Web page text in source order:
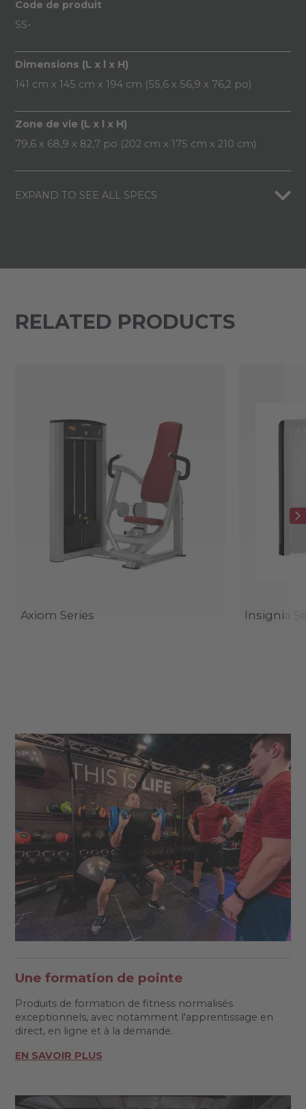
Code de produit
SS-
Dimensions (L x l x H)
141 cm x 145 cm x 194 cm (55,6 x 56,9 x 76,2 po)
Zone de vie (L x l x H)
79,6 x 68,9 x 82,7 po (202 cm x 175 cm x 210 cm)
EXPAND TO SEE ALL SPECS
RELATED PRODUCTS
Axiom Series Insignia
Une formation de pointe
Produits de formation de fitness normalisés
exceptionnels, avec notamment l'apprentissage en
direct, en ligne et à la demande.
EN SAVOIR PLUS